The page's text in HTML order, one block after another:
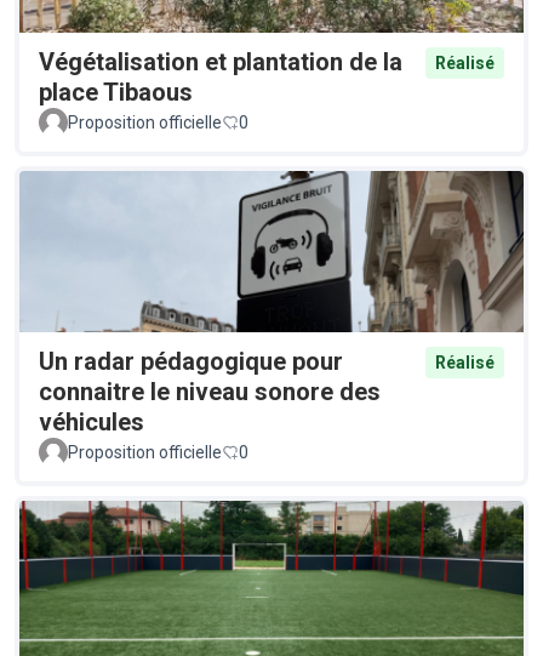
Végétalisation et plantation de la
place Tibaous
Réalisé
Proposition officielle 0
Un radar pédagogique pour
connaitre le niveau sonore des
véhicules
Réalisé
Proposition officielle 0